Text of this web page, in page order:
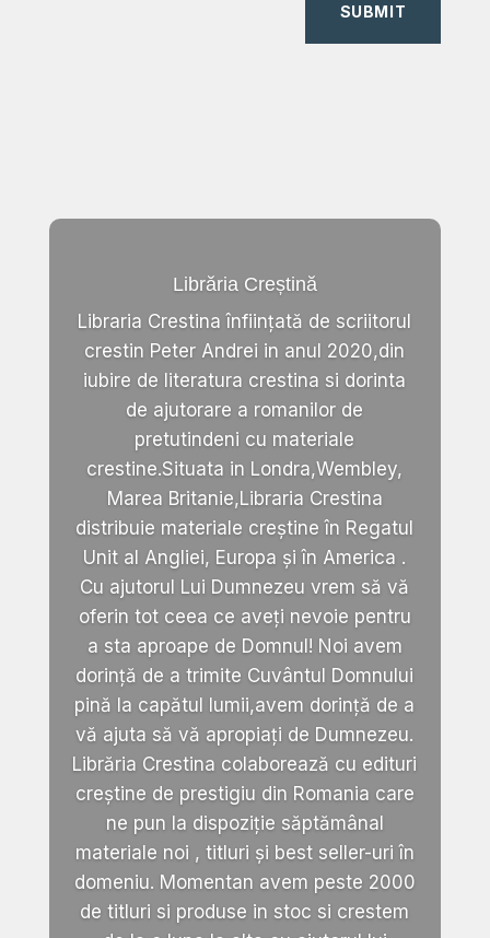
SUBMIT
Librăria Creștină
Libraria Crestina înființată de scriitorul
crestin Peter Andrei in anul 2020,din
iubire de literatura crestina si dorinta
de ajutorare a romanilor de
pretutindeni cu materiale
crestine.Situata in Londra,Wembley,
Marea Britanie,Libraria Crestina
distribuie materiale creștine în Regatul
Unit al Angliei, Europa și în America .
Cu ajutorul Lui Dumnezeu vrem să vă
oferin tot ceea ce aveți nevoie pentru
a sta aproape de Domnul! Noi avem
dorință de a trimite Cuvântul Domnului
pină la capătul lumii,avem dorință de a
vă ajuta să vă apropiați de Dumnezeu.
Librăria Crestina colaborează cu edituri
creștine de prestigiu din Romania care
ne pun la dispoziție săptămânal
materiale noi , titluri și best seller-uri în
domeniu. Momentan avem peste 2000
de titluri si produse in stoc si crestem